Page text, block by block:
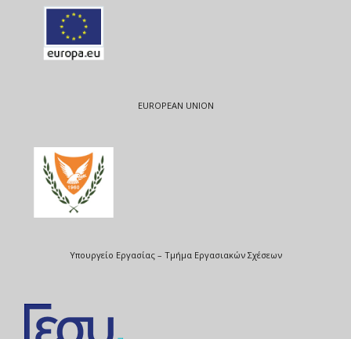
EUROPEAN UNION
Υπουργείο Εργασίας – Τμήμα Εργασιακών Σχέσεων